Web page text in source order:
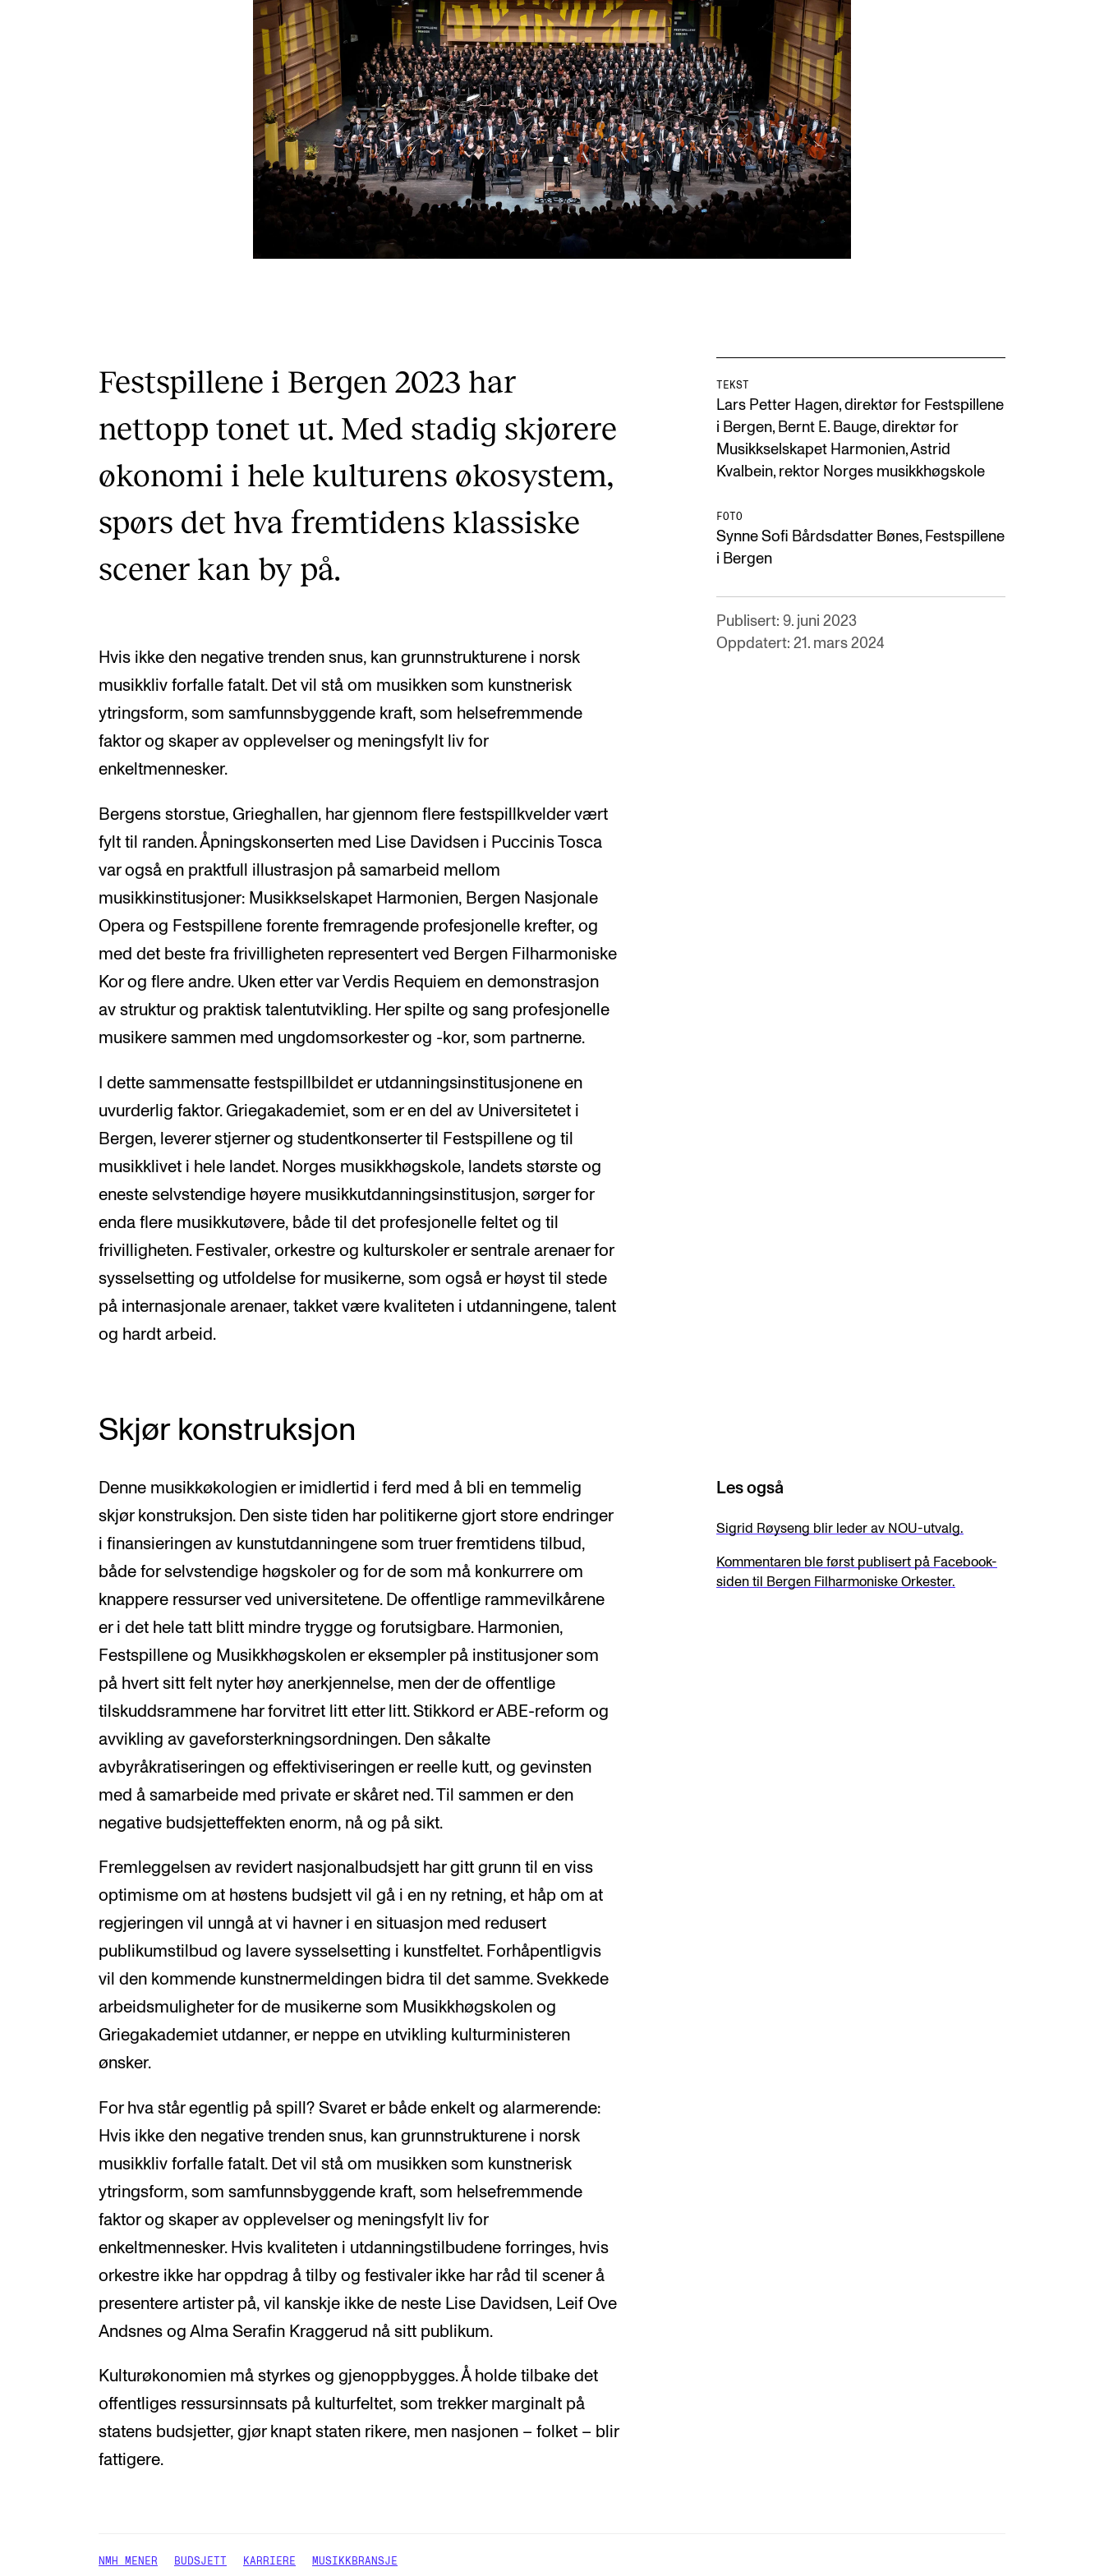
Søknad og opptak
UTVIKLINGSARBEID
For ph.d.-programmet i kunstnerisk
KONSERTER OG ARRANGEMENTER
Arrangementer for ansatte
Gjennomføre konserter og arrangementer
Markedsføring, program og plakat
Låne utstyr – lyd, lys og video
ORGANISASJON
Aktuelle saker
Organisering av NMH
Biblioteket
Utvalg og komitéer
Festspillene i Bergen 2023 har
nettopp tonet ut. Med stadig skjørere
økonomi i hele kulturens økosystem,
spørs det hva fremtidens klassiske
scener kan by på.
TEKST
Lars Petter Hagen, direktør for Festspillene
i Bergen, Bernt E. Bauge, direktør for
Musikkselskapet Harmonien, Astrid
Kvalbein, rektor Norges musikkhøgskole
FOTO
Synne Sofi Bårdsdatter Bønes, Festspillene
i Bergen
Publisert: 9. juni 2023
Oppdatert: 21. mars 2024
Hvis ikke den negative trenden snus, kan grunnstrukturene i norsk
musikkliv forfalle fatalt. Det vil stå om musikken som kunstnerisk
ytringsform, som samfunnsbyggende kraft, som helsefremmende
faktor og skaper av opplevelser og meningsfylt liv for
enkeltmennesker.
Bergens storstue, Grieghallen, har gjennom flere festspillkvelder vært
fylt til randen. Åpningskonserten med Lise Davidsen i Puccinis Tosca
var også en praktfull illustrasjon på samarbeid mellom
musikkinstitusjoner: Musikkselskapet Harmonien, Bergen Nasjonale
Opera og Festspillene forente fremragende profesjonelle krefter, og
med det beste fra frivilligheten representert ved Bergen Filharmoniske
Kor og flere andre. Uken etter var Verdis Requiem en demonstrasjon
av struktur og praktisk talentutvikling. Her spilte og sang profesjonelle
musikere sammen med ungdomsorkester og -kor, som partnerne.
I dette sammensatte festspillbildet er utdanningsinstitusjonene en
uvurderlig faktor. Griegakademiet, som er en del av Universitetet i
Bergen, leverer stjerner og studentkonserter til Festspillene og til
musikklivet i hele landet. Norges musikkhøgskole, landets største og
eneste selvstendige høyere musikkutdanningsinstitusjon, sørger for
enda flere musikkutøvere, både til det profesjonelle feltet og til
frivilligheten. Festivaler, orkestre og kulturskoler er sentrale arenaer for
sysselsetting og utfoldelse for musikerne, som også er høyst til stede
på internasjonale arenaer, takket være kvaliteten i utdanningene, talent
og hardt arbeid.
Skjør konstruksjon
Denne musikkøkologien er imidlertid i ferd med å bli en temmelig
skjør konstruksjon. Den siste tiden har politikerne gjort store endringer
i finansieringen av kunstutdanningene som truer fremtidens tilbud,
både for selvstendige høgskoler og for de som må konkurrere om
knappere ressurser ved universitetene. De offentlige rammevilkårene
er i det hele tatt blitt mindre trygge og forutsigbare. Harmonien,
Festspillene og Musikkhøgskolen er eksempler på institusjoner som
på hvert sitt felt nyter høy anerkjennelse, men der de offentlige
tilskuddsrammene har forvitret litt etter litt. Stikkord er ABE-reform og
avvikling av gaveforsterkningsordningen. Den såkalte
avbyråkratiseringen og effektiviseringen er reelle kutt, og gevinsten
med å samarbeide med private er skåret ned. Til sammen er den
negative budsjetteffekten enorm, nå og på sikt.
Fremleggelsen av revidert nasjonalbudsjett har gitt grunn til en viss
optimisme om at høstens budsjett vil gå i en ny retning, et håp om at
regjeringen vil unngå at vi havner i en situasjon med redusert
publikumstilbud og lavere sysselsetting i kunstfeltet. Forhåpentligvis
vil den kommende kunstnermeldingen bidra til det samme. Svekkede
arbeidsmuligheter for de musikerne som Musikkhøgskolen og
Griegakademiet utdanner, er neppe en utvikling kulturministeren
ønsker.
For hva står egentlig på spill? Svaret er både enkelt og alarmerende:
Hvis ikke den negative trenden snus, kan grunnstrukturene i norsk
musikkliv forfalle fatalt. Det vil stå om musikken som kunstnerisk
ytringsform, som samfunnsbyggende kraft, som helsefremmende
faktor og skaper av opplevelser og meningsfylt liv for
enkeltmennesker. Hvis kvaliteten i utdanningstilbudene forringes, hvis
orkestre ikke har oppdrag å tilby og festivaler ikke har råd til scener å
presentere artister på, vil kanskje ikke de neste Lise Davidsen, Leif Ove
Andsnes og Alma Serafin Kraggerud nå sitt publikum.
Kulturøkonomien må styrkes og gjenoppbygges. Å holde tilbake det
offentliges ressursinnsats på kulturfeltet, som trekker marginalt på
statens budsjetter, gjør knapt staten rikere, men nasjonen – folket – blir
fattigere.
Les også
Sigrid Røyseng blir leder av NOU-utvalg.
Kommentaren ble først publisert på Facebook-
siden til Bergen Filharmoniske Orkester.
NMH MENER BUDSJETT KARRIERE MUSIKKBRANSJE